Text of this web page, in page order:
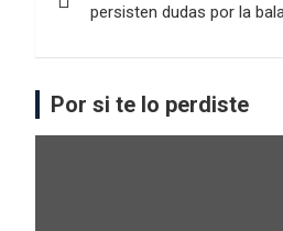
persisten dudas por la
Por si te lo perdiste